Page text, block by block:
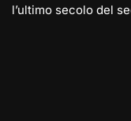
l’ultimo secolo del